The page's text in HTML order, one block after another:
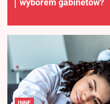
wyborem gabinetów?